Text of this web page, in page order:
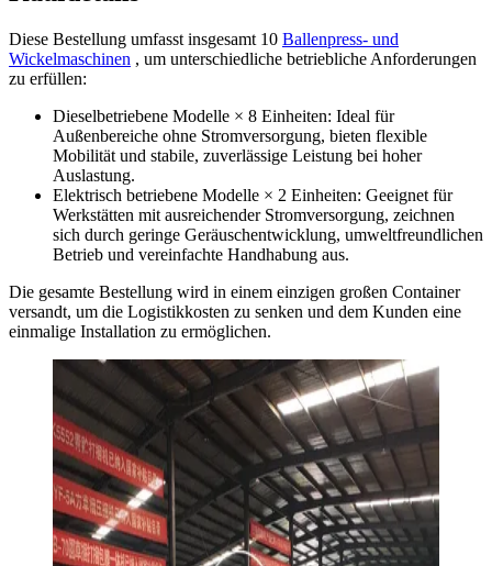
Diese Bestellung umfasst insgesamt 10 Ballenpress- und
Wickelmaschinen , um unterschiedliche betriebliche Anforderungen
zu erfüllen:
Dieselbetriebene Modelle × 8 Einheiten: Ideal für
Außenbereiche ohne Stromversorgung, bieten flexible
Mobilität und stabile, zuverlässige Leistung bei hoher
Auslastung.
Elektrisch betriebene Modelle × 2 Einheiten: Geeignet für
Werkstätten mit ausreichender Stromversorgung, zeichnen
sich durch geringe Geräuschentwicklung, umweltfreundlichen
Betrieb und vereinfachte Handhabung aus.
Die gesamte Bestellung wird in einem einzigen großen Container
versandt, um die Logistikkosten zu senken und dem Kunden eine
einmalige Installation zu ermöglichen.